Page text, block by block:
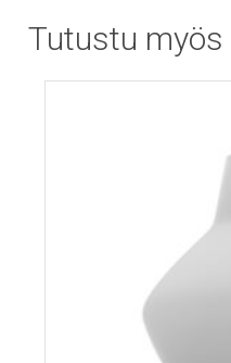
Tutustu myös